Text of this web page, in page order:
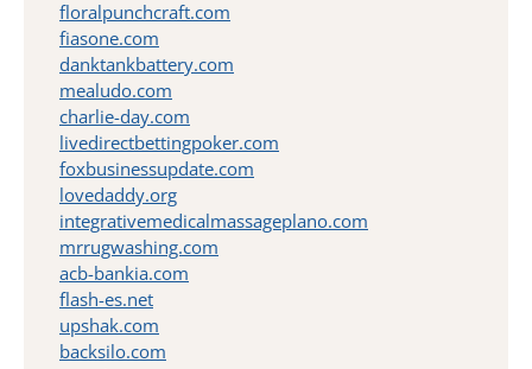
floralpunchcraft.com
fiasone.com
danktankbattery.com
mealudo.com
charlie-day.com
livedirectbettingpoker.com
foxbusinessupdate.com
lovedaddy.org
integrativemedicalmassageplano.com
mrrugwashing.com
acb-bankia.com
flash-es.net
upshak.com
backsilo.com